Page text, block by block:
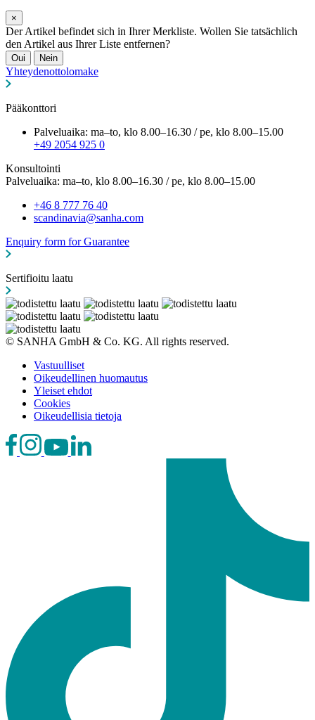
×
Der Artikel befindet sich in Ihrer Merkliste. Wollen Sie tatsächlich
den Artikel aus Ihrer Liste entfernen?
Oui Nein
Yhteydenottolomake
Pääkonttori
Palveluaika: ma–to, klo 8.00–16.30 / pe, klo 8.00–15.00
+49 2054 925 0
Konsultointi
Palveluaika: ma–to, klo 8.00–16.30 / pe, klo 8.00–15.00
+46 8 777 76 40
scandinavia@sanha.com
Enquiry form for Guarantee
Sertifioitu laatu
© SANHA GmbH & Co. KG. All rights reserved.
Vastuulliset
Oikeudellinen huomautus
Yleiset ehdot
Cookies
Oikeudellisia tietoja